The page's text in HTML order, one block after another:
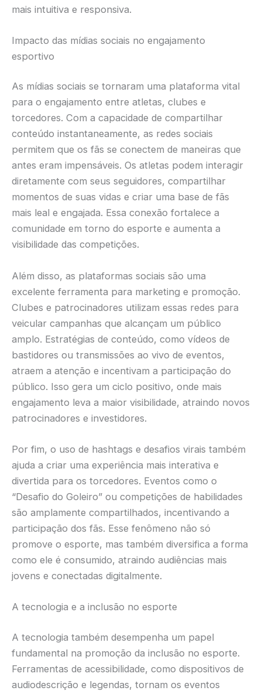
mais intuitiva e responsiva.
Impacto das mídias sociais no engajamento
esportivo
As mídias sociais se tornaram uma plataforma vital
para o engajamento entre atletas, clubes e
torcedores. Com a capacidade de compartilhar
conteúdo instantaneamente, as redes sociais
permitem que os fãs se conectem de maneiras que
antes eram impensáveis. Os atletas podem interagir
diretamente com seus seguidores, compartilhar
momentos de suas vidas e criar uma base de fãs
mais leal e engajada. Essa conexão fortalece a
comunidade em torno do esporte e aumenta a
visibilidade das competições.
Além disso, as plataformas sociais são uma
excelente ferramenta para marketing e promoção.
Clubes e patrocinadores utilizam essas redes para
veicular campanhas que alcançam um público
amplo. Estratégias de conteúdo, como vídeos de
bastidores ou transmissões ao vivo de eventos,
atraem a atenção e incentivam a participação do
público. Isso gera um ciclo positivo, onde mais
engajamento leva a maior visibilidade, atraindo novos
patrocinadores e investidores.
Por fim, o uso de hashtags e desafios virais também
ajuda a criar uma experiência mais interativa e
divertida para os torcedores. Eventos como o
“Desafio do Goleiro” ou competições de habilidades
são amplamente compartilhados, incentivando a
participação dos fãs. Esse fenômeno não só
promove o esporte, mas também diversifica a forma
como ele é consumido, atraindo audiências mais
jovens e conectadas digitalmente.
A tecnologia e a inclusão no esporte
A tecnologia também desempenha um papel
fundamental na promoção da inclusão no esporte.
Ferramentas de acessibilidade, como dispositivos de
audiodescrição e legendas, tornam os eventos